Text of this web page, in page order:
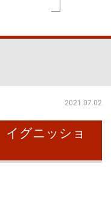
2021.07.02
グニッショ